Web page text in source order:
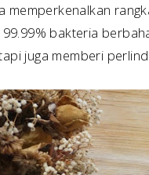
memperkenalkan
bakteria
juga memberi